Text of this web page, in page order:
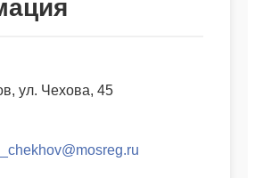
ул. Чехова, 45